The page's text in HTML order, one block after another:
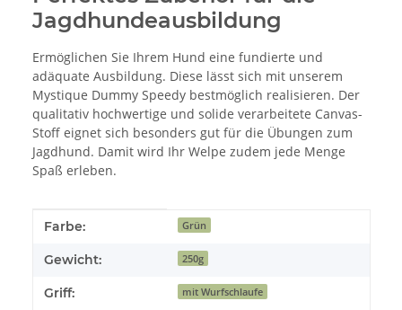
Jagdhundeausbildung
Ermöglichen Sie Ihrem Hund eine fundierte und
adäquate Ausbildung. Diese lässt sich mit unserem
Mystique Dummy Speedy bestmöglich realisieren. Der
qualitativ hochwertige und solide verarbeitete Canvas-
Stoff eignet sich besonders gut für die Übungen zum
Jagdhund. Damit wird Ihr Welpe zudem jede Menge
Spaß erleben.
Produkteigenschaft
Wert
Farbe: Grün
Gewicht: 250g
Griff: mit Wurfschlaufe